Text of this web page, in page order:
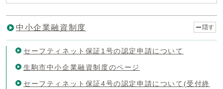
中小企業融資制度 隠す
セーフティネット保証1号の認定申請について
生駒市中小企業融資制度のページ
セーフティネット保証4号の認定申請について(受付終